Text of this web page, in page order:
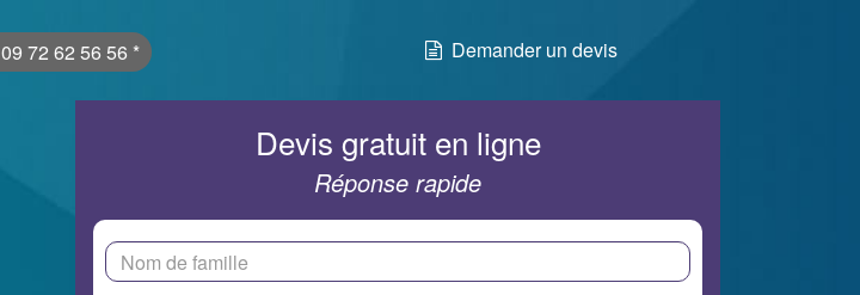
09 72 62 56 56 * Demander un devis
Devis gratuit en ligne
Réponse rapide